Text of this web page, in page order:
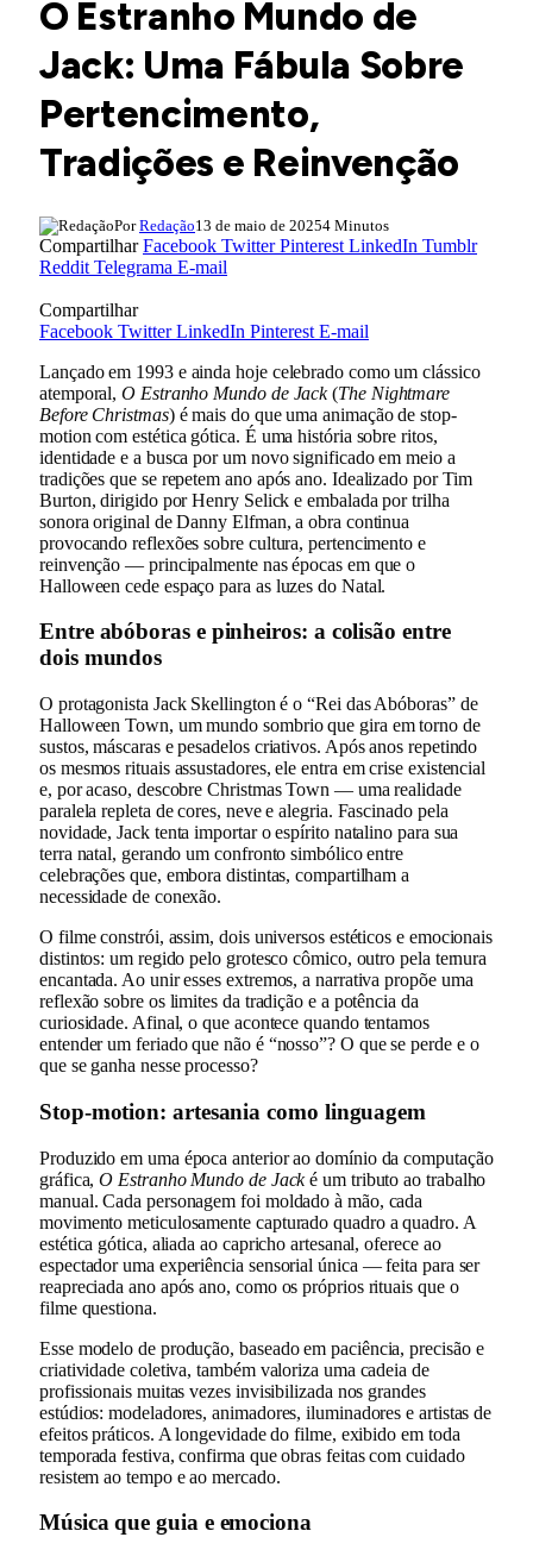
O Estranho Mundo de
Jack: Uma Fábula Sobre
Pertencimento,
Tradições e Reinvenção
Por Redação13 de maio de 20254 Minutos
CompartilharFacebook Twitter Pinterest LinkedIn Tumblr
Reddit Telegrama E-mail
Compartilhar
Facebook Twitter LinkedIn Pinterest E-mail
Lançado em 1993 e ainda hoje celebrado como um clássico
atemporal,O Estranho Mundo de Jack(The Nightmare
Before Christmas) é mais do que uma animação de stop-
motion com estética gótica. É uma história sobre ritos,
identidade e a busca por um novo significado em meio a
tradições que se repetem ano após ano. Idealizado por Tim
Burton, dirigido por Henry Selick e embalada por trilha
sonora original de Danny Elfman, a obra continua
provocando reflexões sobre cultura, pertencimento e
reinvenção — principalmente nas épocas em que o
Halloween cede espaço para as luzes do Natal.
Entre abóboras e pinheiros: a colisão entre
dois mundos
O protagonista Jack Skellington é o “Rei das Abóboras” de
Halloween Town, um mundo sombrio que gira em torno de
sustos, máscaras e pesadelos criativos. Após anos repetindo
os mesmos rituais assustadores, ele entra em crise existencial
e, por acaso, descobre Christmas Town — uma realidade
paralela repleta de cores, neve e alegria. Fascinado pela
novidade, Jack tenta importar o espírito natalino para sua
terra natal, gerando um confronto simbólico entre
celebrações que, embora distintas, compartilham a
necessidade de conexão.
O filme constrói, assim, dois universos estéticos e emocionais
distintos: um regido pelo grotesco cômico, outro pela ternura
encantada. Ao unir esses extremos, a narrativa propõe uma
reflexão sobre os limites da tradição e a potência da
curiosidade. Afinal, o que acontece quando tentamos
entender um feriado que não é “nosso”? O que se perde e o
que se ganha nesse processo?
Stop-motion: artesania como linguagem
Produzido em uma época anterior ao domínio da computação
gráfica,O Estranho Mundo de Jacké um tributo ao trabalho
manual. Cada personagem foi moldado à mão, cada
movimento meticulosamente capturado quadro a quadro. A
estética gótica, aliada ao capricho artesanal, oferece ao
espectador uma experiência sensorial única — feita para ser
reapreciada ano após ano, como os próprios rituais que o
filme questiona.
Esse modelo de produção, baseado em paciência, precisão e
criatividade coletiva, também valoriza uma cadeia de
profissionais muitas vezes invisibilizada nos grandes
estúdios: modeladores, animadores, iluminadores e artistas de
efeitos práticos. A longevidade do filme, exibido em toda
temporada festiva, confirma que obras feitas com cuidado
resistem ao tempo e ao mercado.
Música que guia e emociona